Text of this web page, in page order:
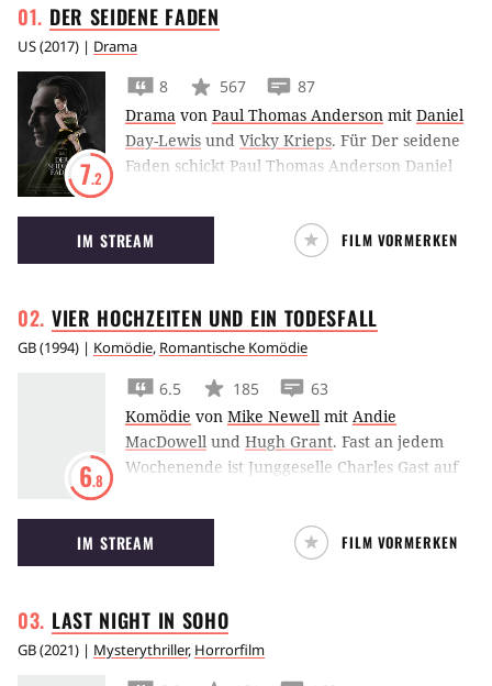
DER SEIDENE FADEN
US(2017) | Drama
7.2
8 567
87
Drama von Paul Thomas Anderson mit Daniel
Day-Lewis und Vicky Krieps. Für Der seidene
Faden schickt Paul Thomas Anderson Daniel
Jahren nach London, um dort Mode für den
Adel herzustellen.
IM STREAM FILM VORMERKEN
VIER HOCHZEITEN UND EIN TODESFALL
GB(1994) | Komödie, Romantische Komödie
6.8
6.5 185
63
Komödie von Mike Newell mit Andie
MacDowell und Hugh Grant. Fast an jedem
Wochenende ist Junggeselle Charles Gast auf
selbst zu wagen, würde er jedoch nie
kommen. Erst als er die attraktive
Amerikanerin Carrie kennenlernt, geraten
jedoch nicht in der Lage, im entscheidenden
Moment "Ja" zu sagen, und so muss er auf der
IM STREAM FILM VORMERKEN
LAST NIGHT IN SOHO
GB(2021) | Mysterythriller, Horrorfilm